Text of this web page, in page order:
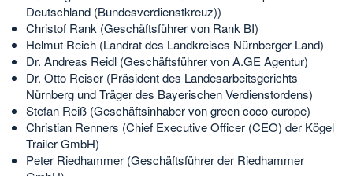
Deutschland (Bundesverdienstkreuz))
Christof Rank (Geschäftsführer von Rank BI)
Helmut Reich (Landrat des Landkreises Nürnberger Land)
Dr. Andreas Reidl (Geschäftsführer von A.GE Agentur)
Dr. Otto Reiser (Präsident des Landesarbeitsgerichts
Nürnberg und Träger des Bayerischen Verdienstordens)
Stefan Reiß (Geschäftsinhaber von green coco europe)
Christian Renners (Chief Executive Officer (CEO) der Kögel
Trailer GmbH)
Peter Riedhammer (Geschäftsführer der Riedhammer